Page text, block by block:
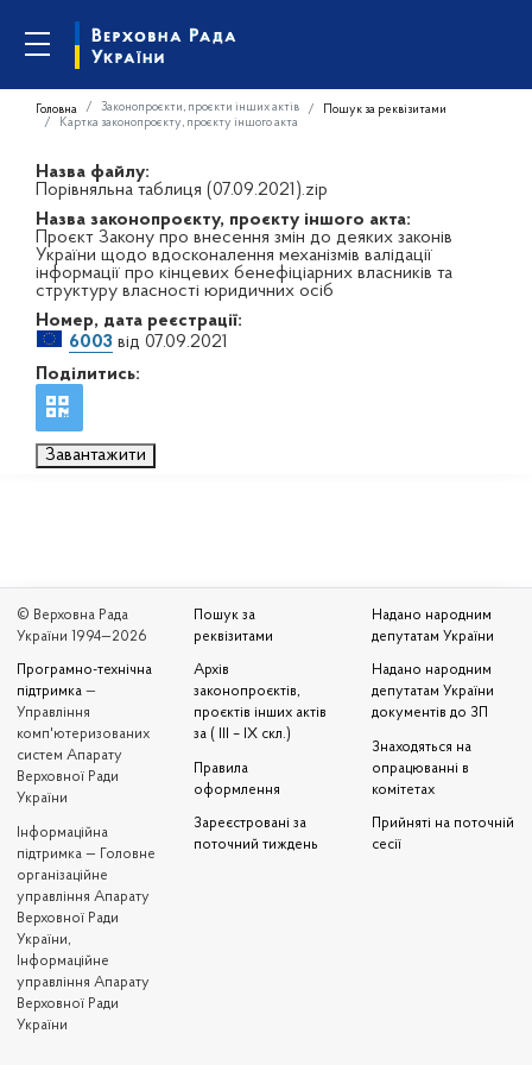
Головна Законопроєкти, проєкти інших актів
Пошук за реквізитами
Картка законопроєкту, проєкту іншого акта
Назва файлу:
Порівняльна таблиця (07.09.2021).zip
Назва законопроєкту, проєкту іншого акта:
Проєкт Закону про внесення змін до деяких законів
України щодо вдосконалення механізмів валідації
інформації про кінцевих бенефіціарних власників та
структуру власності юридичних осіб
Номер, дата реєстрації:
6003 від 07.09.2021
Поділитись:
Завантажити
© Верховна Рада
України 1994—2026
Програмно-технічна
підтримка —
Управління
комп'ютеризованих
систем Апарату
Верховної Ради
України
Iнформаційна
підтримка — Головне
організаційне
управління Апарату
Верховної Ради
України,
Інформаційне
управління Апарату
Верховної Ради
України
Пошук за
реквізитами
Архів
законопроєктів,
проєктів інших актів
за ( III – IX скл.)
Правила
оформлення
Зареєстровані за
поточний тиждень
Надано народним
депутатам України
Надано народним
депутатам України
документів до ЗП
Знаходяться на
опрацюванні в
комітетах
Прийняті на поточній
сесії